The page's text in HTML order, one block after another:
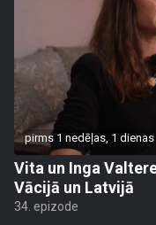
pirms 1 nedēļas, 1 dienas
Vita un Inga
Vācijā un Latvijā
34. epizode